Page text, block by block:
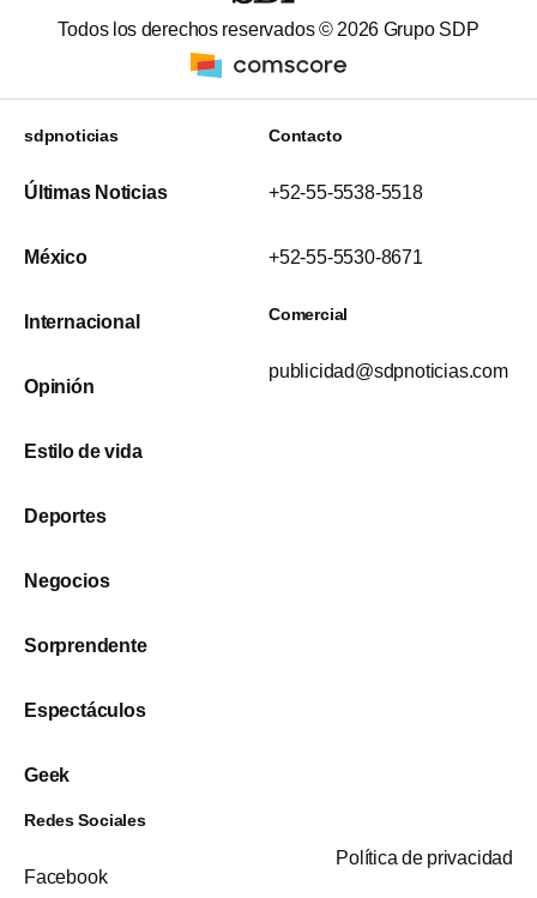
Todos los derechos reservados © 2026 Grupo SDP
sdpnoticias
Últimas Noticias
México
Internacional
Opinión
Estilo de vida
Deportes
Negocios
Sorprendente
Espectáculos
Geek
Contacto
+52-55-5538-5518
+52-55-5530-8671
Comercial
publicidad@sdpnoticias.com
Redes Sociales
Facebook
Política de privacidad